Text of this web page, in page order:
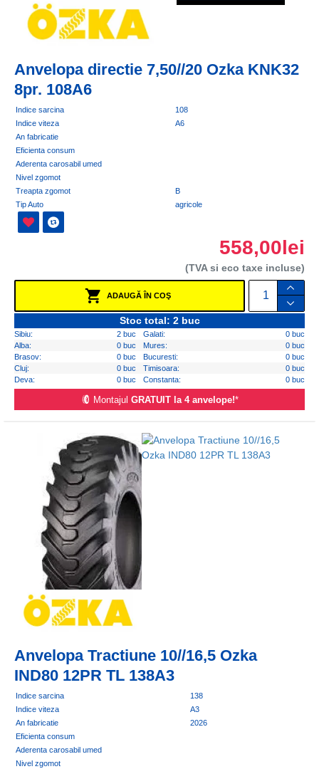
Anvelopa directie 7,50//20 Ozka KNK32
8pr. 108A6
Indice sarcina
108
Indice viteza
A6
An fabricatie
Eficienta consum
Aderenta carosabil umed
Nivel zgomot
Treapta zgomot
B
Tip Auto
agricole
558,00lei
(TVA si eco taxe incluse)
ADAUGĂ ÎN COŞ
Stoc total: 2 buc
Sibiu: 2 buc Galati:
0 buc
Alba:
0 buc Mures:
0 buc
Brasov:
0 buc Bucuresti:
0 buc
Cluj:
0 buc Timisoara:
0 buc
Deva:
0 buc Constanta: 0 buc
Montajul GRATUIT la 4 anvelope!*
Anvelopa Tractiune 10//16,5 Ozka
IND80 12PR TL 138A3
Indice sarcina
138
Indice viteza
A3
An fabricatie
2026
Eficienta consum
Aderenta carosabil umed
Nivel zgomot